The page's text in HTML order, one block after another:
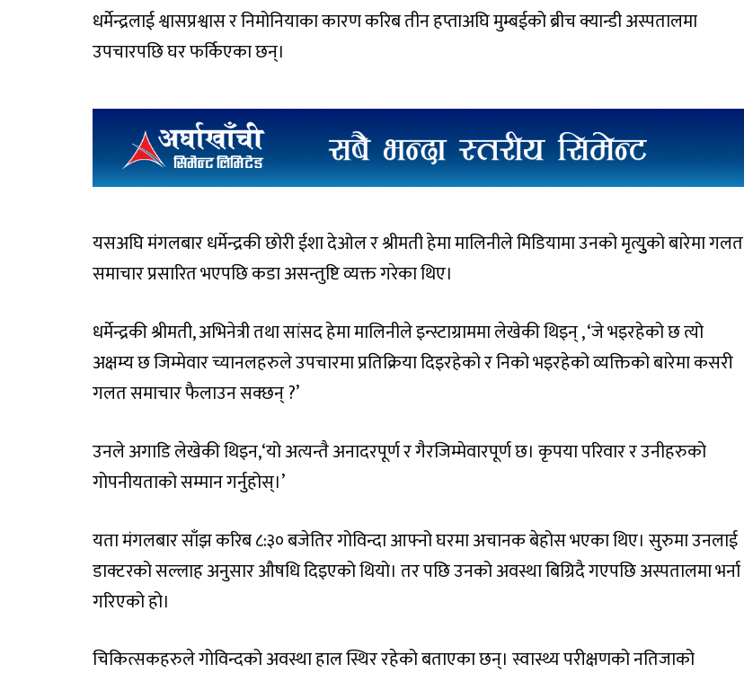
धर्मेन्द्रलाई श्वासप्रश्वास र निमोनियाका कारण करिब तीन हप्ताअघि मुम्बईको ब्रीच क्यान्डी अस्पतालमा
उपचारपछि घर फर्किएका छन्।
यसअघि मंगलबार धर्मेन्द्रकी छोरी ईशा देओल र श्रीमती हेमा मालिनीले मिडियामा उनको मृत्युुको बारेमा गलत
समाचार प्रसारित भएपछि कडा असन्तुष्टि व्यक्त गरेका थिए।
धर्मेन्द्रकी श्रीमती, अभिनेत्री तथा सांसद हेमा मालिनीले इन्स्टाग्राममा लेखेकी थिइन् , ‘जे भइरहेको छ त्यो
अक्षम्य छ जिम्मेवार च्यानलहरुले उपचारमा प्रतिक्रिया दिइरहेको र निको भइरहेको व्यक्तिको बारेमा कसरी
गलत समाचार फैलाउन सक्छन् ?’
उनले अगाडि लेखेकी थिइन,‘यो अत्यन्तै अनादरपूर्ण र गैरजिम्मेवारपूर्ण छ। कृपया परिवार र उनीहरुको
गोपनीयताको सम्मान गर्नुहोस्।’
यता मंगलबार साँझ करिब ८:३० बजेतिर गोविन्दा आफ्नो घरमा अचानक बेहोस भएका थिए। सुरुमा उनलाई
डाक्टरको सल्लाह अनुसार औषधि दिइएको थियो। तर पछि उनको अवस्था बिग्रिदै गएपछि अस्पतालमा भर्ना
गरिएको हो।
चिकित्सकहरुले गोविन्दको अवस्था हाल स्थिर रहेको बताएका छन्। स्वास्थ्य परीक्षणको नतिजाको